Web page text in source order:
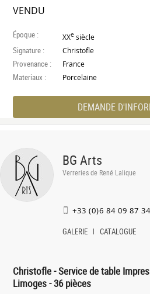
VENDU
Époque : XXe siècle
Signature : Christofle
Provenance : France
Materiaux : Porcelaine
DEMANDE
BG Arts
Verreries de René Lalique
+33 (0)6 84 09 87 34
GALERIE CATALOGUE
Christofle - Service de table
Limoges - 36 pièces